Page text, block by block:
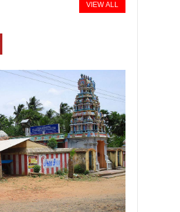
VIEW ALL